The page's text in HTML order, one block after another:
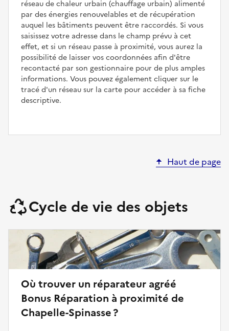
réseau de chaleur urbain (chauffage urbain) alimenté
par des énergies renouvelables et de récupération
auquel les bâtiments peuvent être raccordés. Si vous
saisissez votre adresse dans le champ prévu à cet
effet, et si un réseau passe à proximité, vous aurez la
possibilité de laisser vos coordonnées afin d'être
recontacté par son gestionnaire pour de plus amples
informations. Vous pouvez également cliquer sur le
tracé d'un réseau sur la carte pour accéder à sa fiche
descriptive.
Haut de page
Cycle de vie des objets
Où trouver un réparateur agréé
Bonus Réparation à proximité de
Chapelle-Spinasse ?